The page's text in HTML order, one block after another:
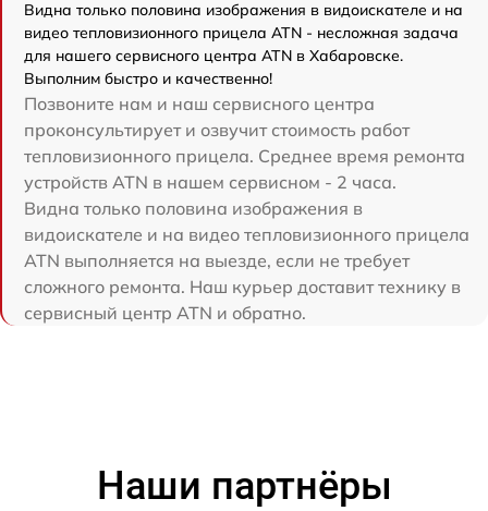
Видна только половина изображения в видоискателе и на
видео тепловизионного прицела ATN - несложная задача
для нашего сервисного центра ATN в Хабаровске.
Выполним быстро и качественно!
Позвоните нам и наш сервисного центра
проконсультирует и озвучит стоимость работ
тепловизионного прицела. Среднее время ремонта
устройств ATN в нашем сервисном - 2 часа.
Видна только половина изображения в
видоискателе и на видео тепловизионного прицела
ATN выполняется на выезде, если не требует
сложного ремонта. Наш курьер доставит технику в
сервисный центр ATN и обратно.
Наши партнёры